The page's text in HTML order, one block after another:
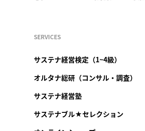
SERVICES
サステナ経営検定（1~4級）
オルタナ総研（コンサル・調査）
サステナ経営塾
サステナブル★セレクション